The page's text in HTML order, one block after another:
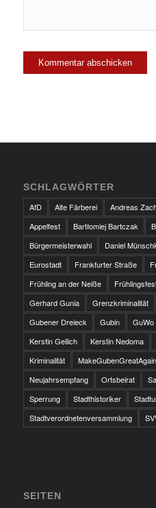
SCHLAGWÖRTER
AfD
Alte Färberei Andreas
Appelfest
Bartłomiej Bartczak
Bürgermeisterwahl
Daniel
Eurostadt
Frankfurter Straße
Frühling an der Neiße
Gerhard Gunia
Grenzkriminalität
Gubener Dreieck
Gubin GuWo
Kerstin Geilich
Kerstin Nedoma
Kriminalität
MakeGubenGreatAgain
Neujahrsempfang
Ortsbeirat
Sperrung
Stadthistoriker
Stadtverordnetenversammlung
SEITEN